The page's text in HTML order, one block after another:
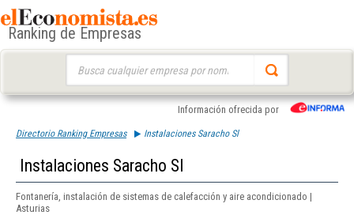
Ranking de Empresas
Información ofrecida por
Directorio Ranking Empresas Instalaciones Saracho Sl
Instalaciones Saracho Sl
Fontanería, instalación de sistemas de calefacción y aire acondicionado |
Asturias